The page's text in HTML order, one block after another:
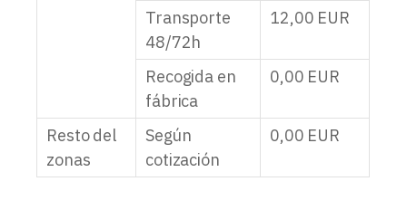
Transporte
48/72h
12,00 EUR
Recogida en
fábrica
0,00 EUR
Resto del
zonas
Según
cotización
0,00 EUR